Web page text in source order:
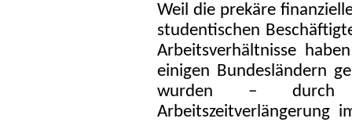
Weil die prekäre
studentischen
Arbeitsverhältnisse
einigen Bundesländern
wurden – durch
Arbeitszeitverlängerung